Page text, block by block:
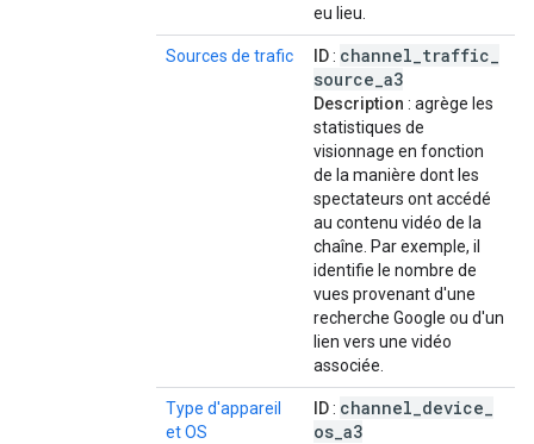
eu lieu.
Sources de trafic ID: channel traffic
source a3
Description : agrège les
statistiques de
visionnage en fonction
de la manière dont les
spectateurs ont accédé
au contenu vidéo de la
chaîne. Par exemple, il
identifie le nombre de
vues provenant d'une
recherche Google ou d'un
lien vers une vidéo
associée.
Type d'appareil
et OS
ID: channel device
os a3